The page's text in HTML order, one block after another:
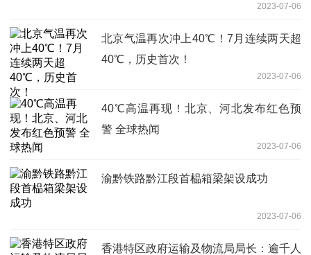
2023-07-06
北京气温再次冲上40℃！7月连续两天超
40℃，历史首次！
2023-07-06
40℃高温再现！北京、河北发布红色预
警 全球热闻
2023-07-06
渝黔铁路黔江段首榀箱梁架设成功
2023-07-06
香港特区政府运输及物流局局长：逾千人